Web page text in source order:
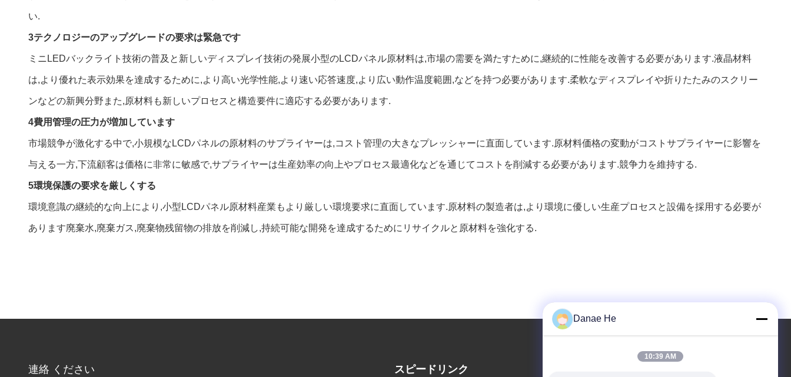
い.
3テクノロジーのアップグレードの要求は緊急です
ミニLEDバックライト技術の普及と新しいディスプレイ技術の発展小型のLCDパネル原材料は,市場の需要を満たすために,継続的に性能を改善する必要があります.液晶材料
は,より優れた表示効果を達成するために,より高い光学性能,より速い応答速度,より広い動作温度範囲,などを持つ必要があります.柔軟なディスプレイや折りたたみのスクリー
ンなどの新興分野また,原材料も新しいプロセスと構造要件に適応する必要があります.
4費用管理の圧力が増加しています
市場競争が激化する中で,小規模なLCDパネルの原材料のサプライヤーは,コスト管理の大きなプレッシャーに直面しています.原材料価格の変動がコストサプライヤーに影響を
与える一方,下流顧客は価格に非常に敏感で,サプライヤーは生産効率の向上やプロセス最適化などを通じてコストを削減する必要があります.競争力を維持する.
5環境保護の要求を厳しくする
環境意識の継続的な向上により,小型LCDパネル原材料産業もより厳しい環境要求に直面しています.原材料の製造者は,より環境に優しい生産プロセスと設備を採用する必要が
あります廃棄水,廃棄ガス,廃棄物残留物の排放を削減し,持続可能な開発を達成するためにリサイクルと原材料を強化する.
連絡 ください スピードリンク
Danae He
10:39 AM